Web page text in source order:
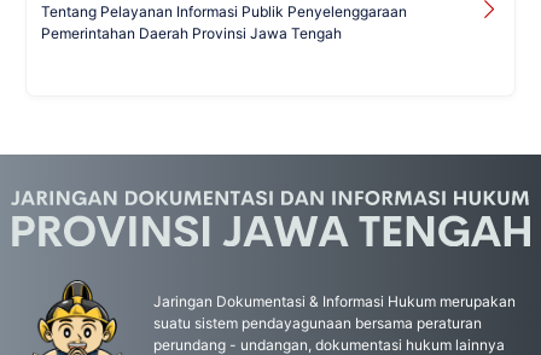
Tentang Pelayanan Informasi Publik Penyelenggaraan
Pemerintahan Daerah Provinsi Jawa Tengah
Jaringan Dokumentasi & Informasi Hukum merupakan
suatu sistem pendayagunaan bersama peraturan
perundang - undangan, dokumentasi hukum lainnya